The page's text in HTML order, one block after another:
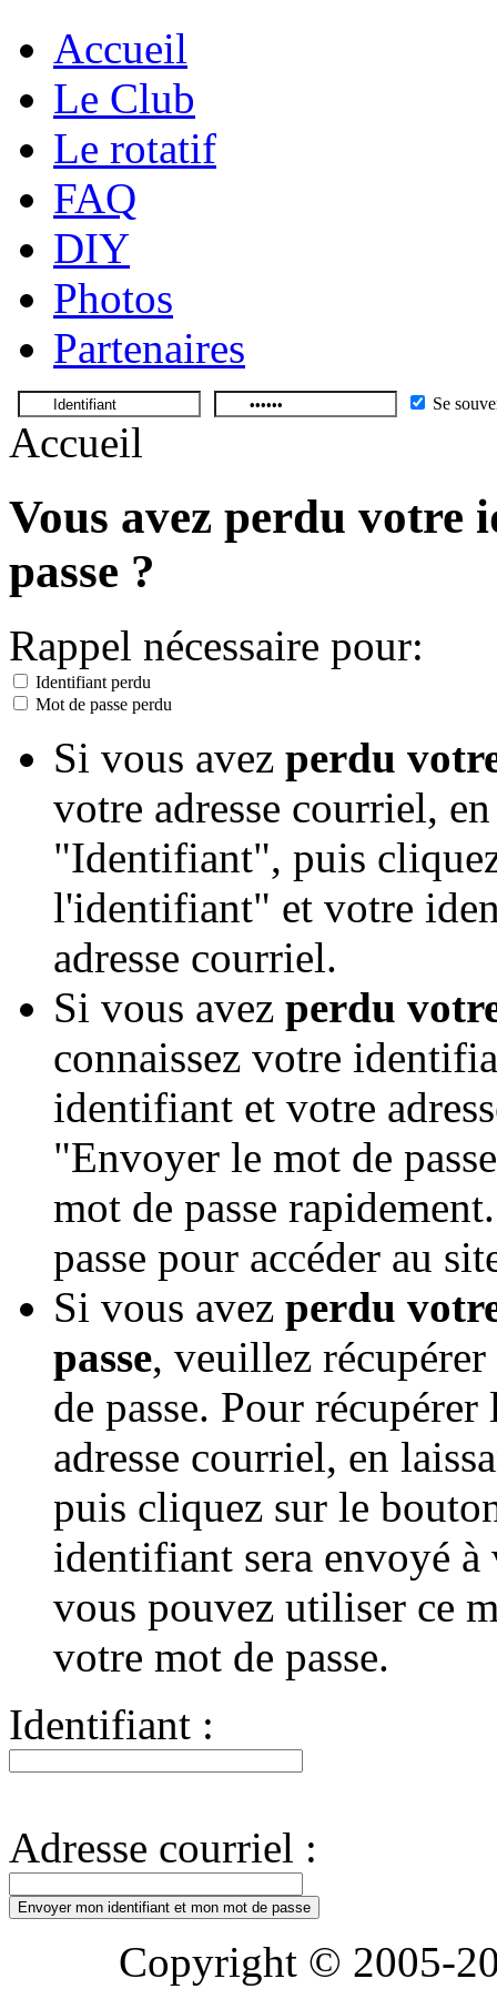
Accueil
Le Club
Le rotatif
FAQ
DIY
Photos
Partenaires
Se
Accueil
Vous avez perdu votre
passe ?
Rappel nécessaire pour:
Identifiant perdu
Mot de passe perdu
Si vous avez perdu
votre adresse courriel,
"Identifiant", puis
l'identifiant" et votre
adresse courriel.
Si vous avez perdu
connaissez votre
identifiant et votre
"Envoyer le mot de
mot de passe
passe pour accéder au
Si vous avez perdu
passe, veuillez
de passe. Pour
adresse courriel, en
puis cliquez sur le
identifiant sera envoyé
vous pouvez utiliser ce
votre mot de passe.
Identifiant :
Adresse courriel :
Copyright © 2005-